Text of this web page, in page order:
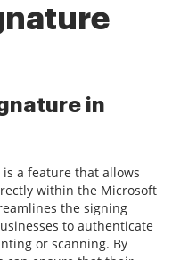
in
a feature that allows
within the Microsoft
the signing
to authenticate
or scanning. By